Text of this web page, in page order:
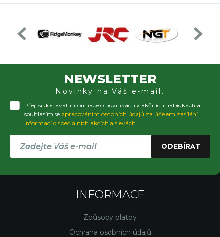
NEWSLETTER
Novinky na Váš e-mail.
Přeji si dostávat informace o novinkách a akčních nabídkách a
souhlasím se zpracováním osobních údajů za účelem zasílání
informací o speciálních akcích a slevách
ODEBÍRAT
INFORMACE
Způsoby platby
Ochrana osobních údajů